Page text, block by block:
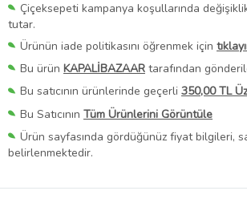
Çiçeksepeti kampanya koşullarında
tutar.
Ürünün iade politikasını öğrenmek için
Bu ürün KAPALİBAZAAR tarafından
Bu satıcının ürünlerinde geçerli 350,00 TL
Bu Satıcının Tüm Ürünlerini Görüntüle
Ürün sayfasında gördüğünüz fiyat bilgileri,
belirlenmektedir.